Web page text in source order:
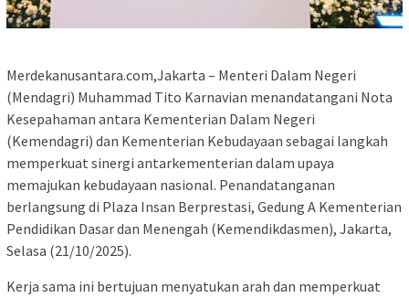
Merdekanusantara.com,Jakarta – Menteri Dalam Negeri
(Mendagri) Muhammad Tito Karnavian menandatangani Nota
Kesepahaman antara Kementerian Dalam Negeri
(Kemendagri) dan Kementerian Kebudayaan sebagai langkah
memperkuat sinergi antarkementerian dalam upaya
memajukan kebudayaan nasional. Penandatanganan
berlangsung di Plaza Insan Berprestasi, Gedung A Kementerian
Pendidikan Dasar dan Menengah (Kemendikdasmen), Jakarta,
Selasa (21/10/2025).
Kerja sama ini bertujuan menyatukan arah dan memperkuat